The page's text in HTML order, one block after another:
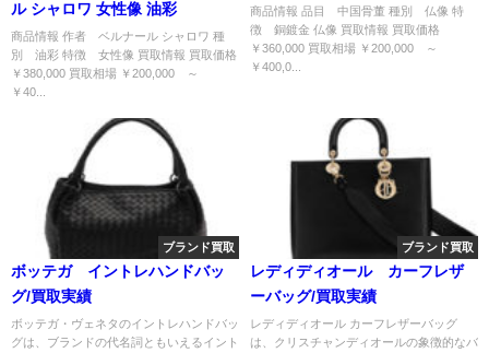
ル シャロワ 女性像 油彩
商品情報 作者 ベルナール シャロワ 種
別 油彩 特徴 女性像 買取情報 買取価格
￥380,000 買取相場 ￥200,000 ～
￥40...
商品情報 品目 中国骨董 種別 仏像 特
徴 銅鍍金 仏像 買取情報 買取価格
￥360,000 買取相場 ￥200,000 ～
￥400,0...
ブランド買取
ボッテガ イントレハンドバッ
グ/買取実績
ボッテガ・ヴェネタのイントレハンドバッ
グは、ブランドの代名詞ともいえるイント
ブランド買取
レディディオール カーフレザ
ーバッグ/買取実績
レディディオール カーフレザーバッグ
は、クリスチャンディオールの象徴的なバ